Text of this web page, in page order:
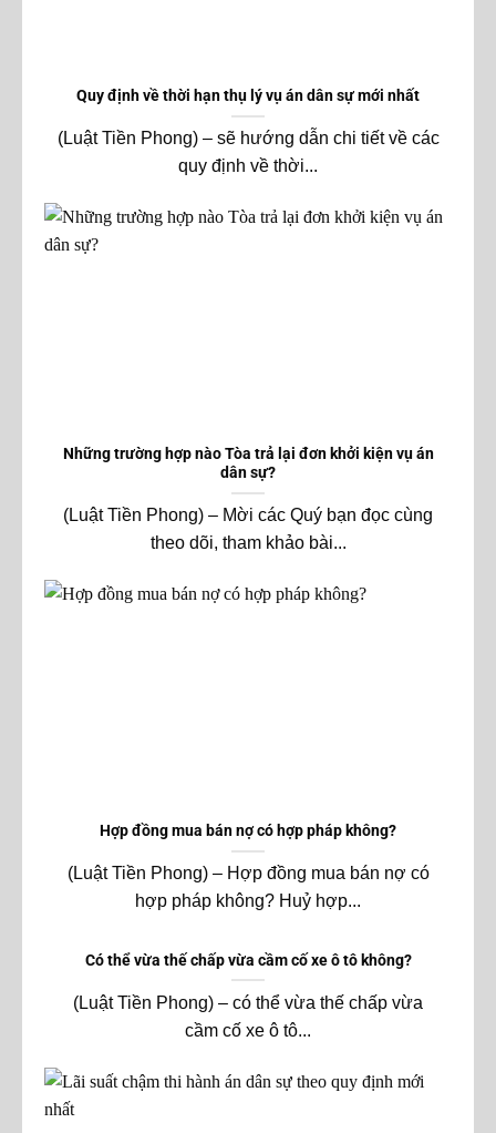
Quy định về thời hạn thụ lý vụ án dân sự mới nhất
(Luật Tiền Phong) – sẽ hướng dẫn chi tiết về các
quy định về thời...
Những trường hợp nào Tòa trả lại đơn khởi kiện vụ án
dân sự?
(Luật Tiền Phong) – Mời các Quý bạn đọc cùng
theo dõi, tham khảo bài...
Hợp đồng mua bán nợ có hợp pháp không?
(Luật Tiền Phong) – Hợp đồng mua bán nợ có
hợp pháp không? Huỷ hợp...
Có thể vừa thế chấp vừa cầm cố xe ô tô không?
(Luật Tiền Phong) – có thể vừa thế chấp vừa
cầm cố xe ô tô...